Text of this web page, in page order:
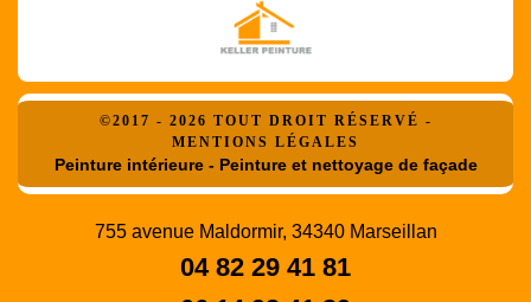
©2017 - 2026 TOUT DROIT RÉSERVÉ -
MENTIONS LÉGALES
Peinture intérieure - Peinture et nettoyage de façade
755 avenue Maldormir, 34340 Marseillan
04 82 29 41 81